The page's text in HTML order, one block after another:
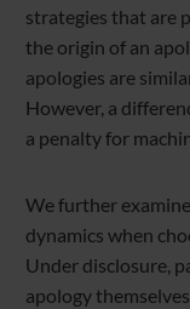
strategies that are
the origin of an
apologies are
However, a
a penalty for
We further
dynamics when
Under disclosure,
apology